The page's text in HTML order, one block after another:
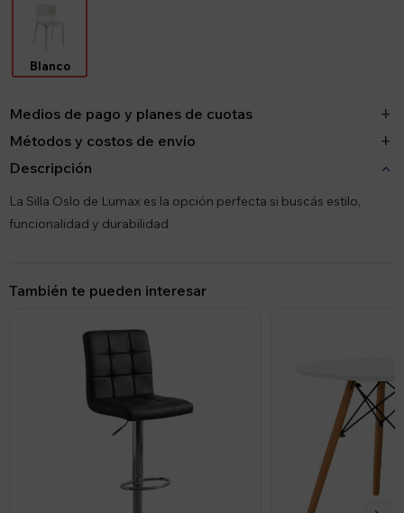
Blanco
Medios de pago y planes de cuotas
Métodos y costos de envío
Descripción
La Silla Oslo de Lumax es la opción perfecta si buscás estilo,
funcionalidad y durabilidad
También te pueden interesar